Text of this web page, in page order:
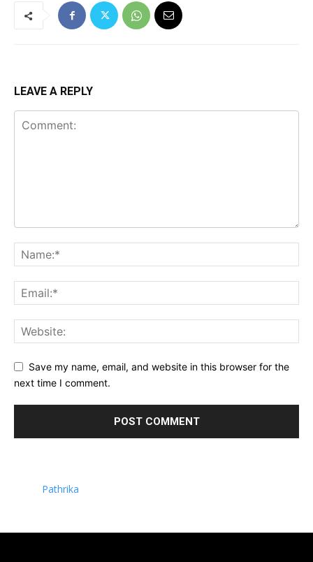
LEAVE A REPLY
Save my name, email, and website in this browser for the
next time I comment.
Pathrika